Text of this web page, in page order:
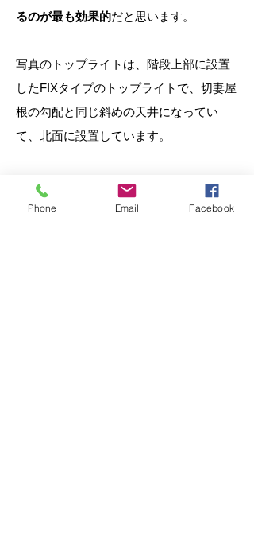
るのが最も効果的だと思います。
写真のトップライトは、階段上部に設置
したFIXタイプのトップライトで、切妻屋
根の勾配と同じ斜めの天井になってい
て、北面に設置しています。
​直射日光は入りませんが、十分な明るさ
です。
Phone Email Facebook